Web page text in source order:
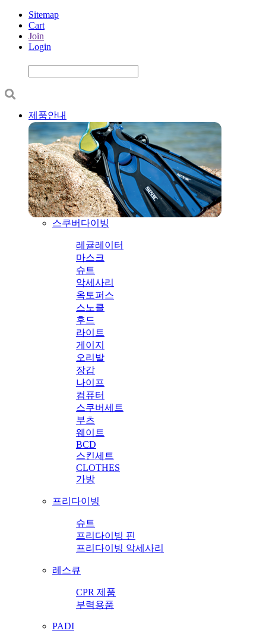
Sitemap
Cart
Join
Login
제품안내
스쿠버다이빙
레귤레이터
마스크
슈트
악세사리
옥토퍼스
스노클
후드
라이트
게이지
오리발
장갑
나이프
컴퓨터
스쿠버세트
부츠
웨이트
BCD
스킨세트
CLOTHES
가방
프리다이빙
슈트
프리다이빙 핀
프리다이빙 악세사리
레스큐
CPR 제품
부력용품
PADI